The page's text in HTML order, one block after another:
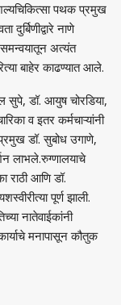
शल्यचिकित्सा पथक प्रमुख
नाणे
समन्वयातून अत्यंत
बाहेर काढण्यात आले.
डॉ. आयुष चोरडिया,
व इतर कर्मचाऱ्यांनी
डॉ. सुबोध उगाणे,
लाभले.रुग्णालयाचे
राठी आणि डॉ.
पूर्ण झाली.
नातेवाईकांनी
मनापासून कौतुक